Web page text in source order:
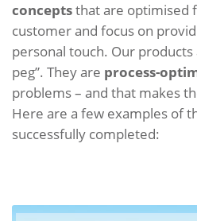
conceptsthat are optimised
customer and focus on
personal touch. Our
peg”. They are process-
problems – and that makes
Here are a few examples of
successfully completed: